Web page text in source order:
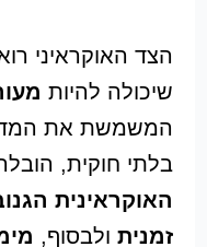
שיכולה להיות
המשמשת את
בלתי חוקית,
האוקראינית
זמניתולבסוף,